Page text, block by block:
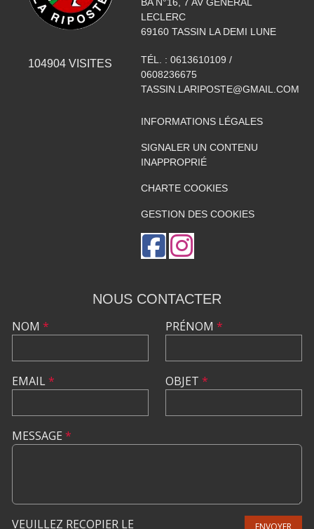
104904 VISITES
LECLERC
69160 TASSIN LA DEMI LUNE
TÉL. : 0613610109 /
0608236675
TASSIN.LARIPOSTE@GMAIL.COM
INFORMATIONS LÉGALES
SIGNALER UN CONTENU
INAPPROPRIÉ
CHARTE COOKIES
GESTION DES COOKIES
NOUS CONTACTER
NOM *
EMAIL*
PRÉNOM *
OBJET *
MESSAGE *
VEUILLEZ RECOPIER LE ENVOYER